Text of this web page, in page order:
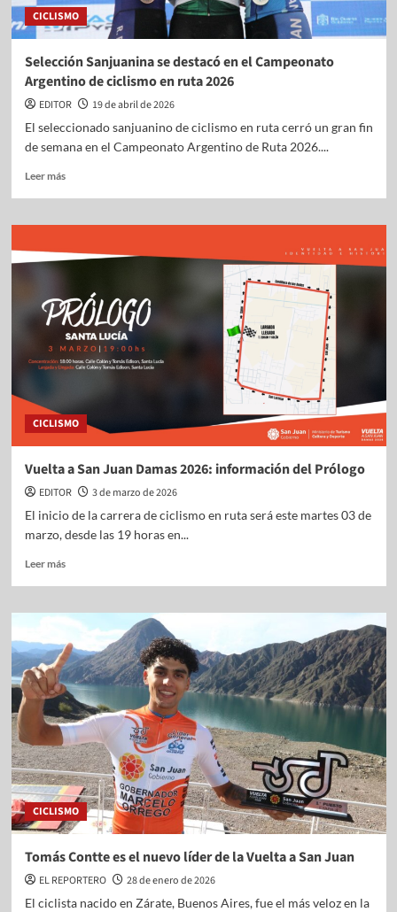
CICLISMO
Selección Sanjuanina se destacó en el Campeonato
Argentino de ciclismo en ruta 2026
EDITOR
19 de abril de 2026
El seleccionado sanjuanino de ciclismo en ruta cerró un gran fin
de semana en el Campeonato Argentino de Ruta 2026....
Leer más
CICLISMO
Vuelta a San Juan Damas 2026: información del Prólogo
EDITOR
3 de marzo de 2026
El inicio de la carrera de ciclismo en ruta será este martes 03 de
marzo, desde las 19 horas en...
Leer más
CICLISMO
Tomás Contte es el nuevo líder de la Vuelta a San Juan
EL REPORTERO
28 de enero de 2026
El ciclista nacido en Zárate, Buenos Aires, fue el más veloz en la